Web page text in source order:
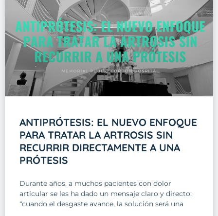
ANTIPRÓTESIS: EL NUEVO ENFOQUE
PARA TRATAR LA ARTROSIS SIN
RECURRIR DIRECTAMENTE A UNA
PRÓTESIS
Durante años, a muchos pacientes con dolor
articular se les ha dado un mensaje claro y directo:
“cuando el desgaste avance, la solución será una